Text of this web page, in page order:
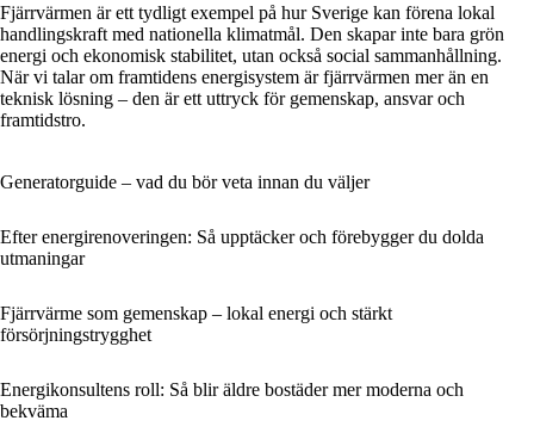
Fjärrvärmen är ett tydligt exempel på hur Sverige kan förena lokal
handlingskraft med nationella klimatmål. Den skapar inte bara grön
energi och ekonomisk stabilitet, utan också social sammanhållning.
När vi talar om framtidens energisystem är fjärrvärmen mer än en
teknisk lösning – den är ett uttryck för gemenskap, ansvar och
framtidstro.
Generatorguide – vad du bör veta innan du väljer
Efter energirenoveringen: Så upptäcker och förebygger du dolda
utmaningar
Fjärrvärme som gemenskap – lokal energi och stärkt
försörjningstrygghet
Energikonsultens roll: Så blir äldre bostäder mer moderna och
bekväma